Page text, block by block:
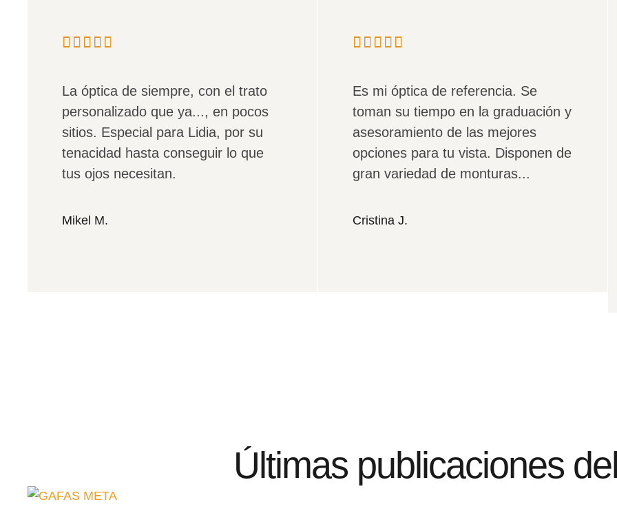
La óptica de siempre, con el trato
personalizado que ya..., en pocos
sitios. Especial para Lidia, por su
tenacidad hasta conseguir lo que
tus ojos necesitan.
Mikel M.
Es mi óptica de referencia. Se
toman su tiempo en la graduación y
asesoramiento de las mejores
opciones para tu vista. Disponen de
gran variedad de monturas...
Cristina J.
Últimas publicaciones